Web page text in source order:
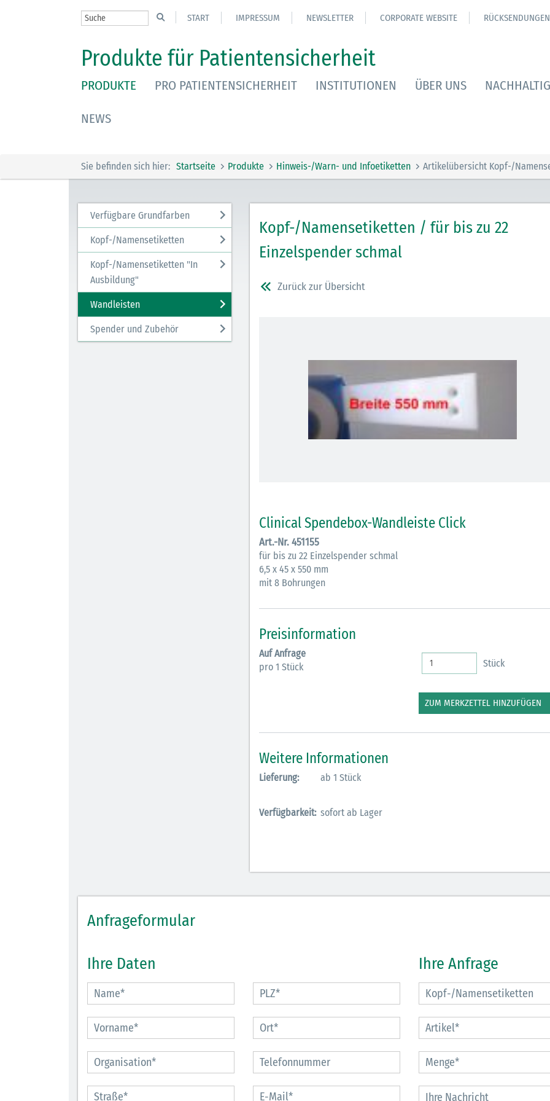
START IMPRESSUM NEWSLETTER CORPORATE WEBSITE RÜCKSENDUNGEN
Produkte für Patientensicherheit
PRODUKTE PRO PATIENTENSICHERHEIT INSTITUTIONEN ÜBER UNS
NEWS
Sie befinden sich hier: Startseite Produkte Hinweis-/Warn- und Infoetiketten Artikelübersicht Kopf-/
Verfügbare Grundfarben
Kopf-/Namensetiketten
Kopf-/Namensetiketten "In
Ausbildung"
Wandleisten
Spender und Zubehör
Kopf-/Namensetiketten / für bis zu 22
Einzelspender schmal
Zurück zur Übersicht
Clinical Spendebox-Wandleiste Click
Art.-Nr. 451155
für bis zu 22 Einzelspender schmal
6,5 x 45 x 550 mm
mit 8 Bohrungen
Preisinformation
Auf Anfrage
pro 1 Stück
Stück
ZUM MERKZETTEL HINZUFÜGEN
Weitere Informationen
Lieferung: ab 1 Stück
Verfügbarkeit: sofort ab Lager
Anfrageformular
Ihre Daten Ihre Anfrage
Diagramm